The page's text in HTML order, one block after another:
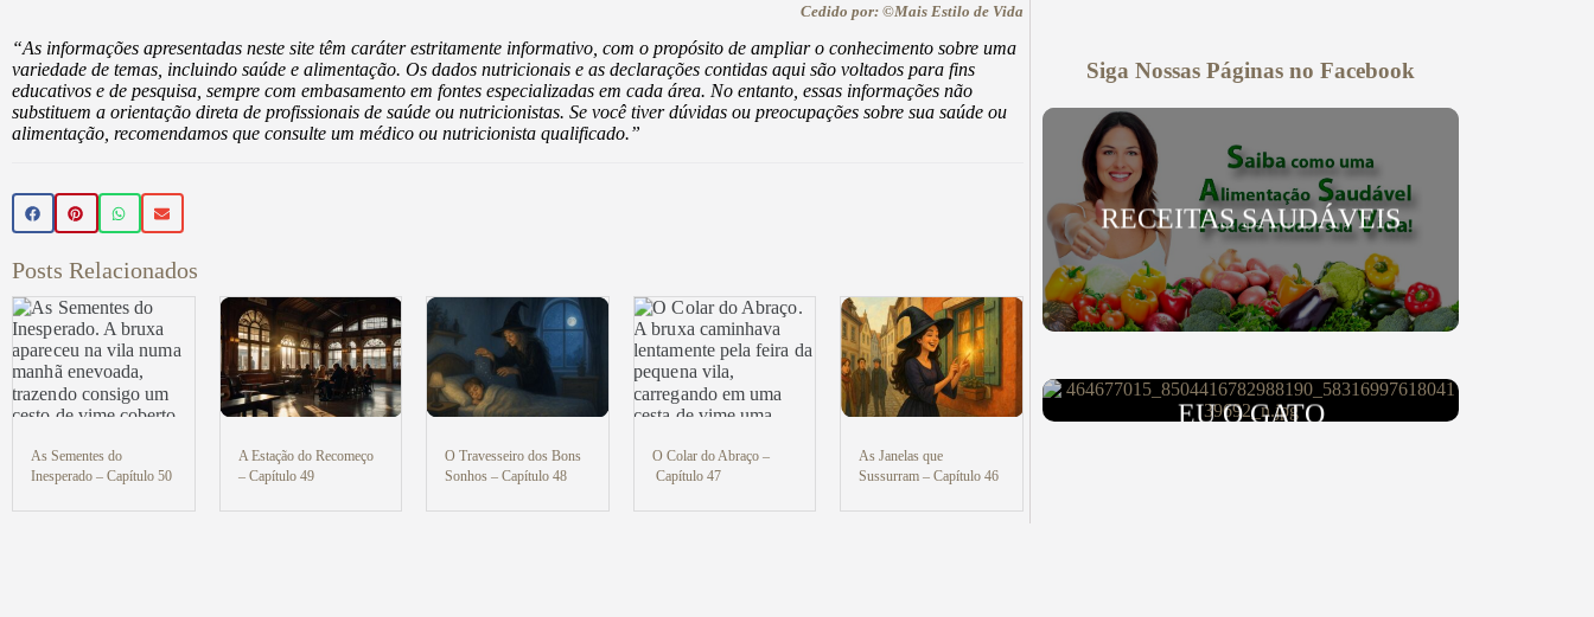
Cedido por: ©Mais Estilo de Vida
“As informações apresentadas neste site têm caráter estritamente informativo, com o propósito de ampliar o conhecimento sobre uma
variedade de temas, incluindo saúde e alimentação. Os dados nutricionais e as declarações contidas aqui são voltados para fins
educativos e de pesquisa, sempre com embasamento em fontes especializadas em cada área. No entanto, essas informações não
substituem a orientação direta de profissionais de saúde ou nutricionistas. Se você tiver dúvidas ou preocupações sobre sua saúde ou
alimentação, recomendamos que consulte um médico ou nutricionista qualificado.”
Posts Relacionados
As Sementes do
Inesperado – Capítulo 50
A Estação do Recomeço
– Capítulo 49
O Travesseiro dos Bons
Sonhos – Capítulo 48
O Colar do Abraço –
Capítulo 47
As Janelas que
Sussurram – Capítulo 46
Siga Nossas Páginas no Facebook
RECEITAS SAUDÁVEIS
CLUBE CANTADAS DO GATO
EU O GATO